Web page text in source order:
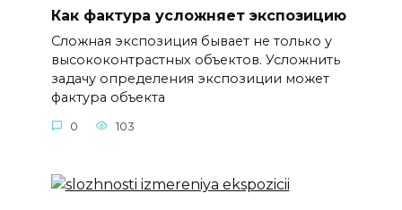
Как фактура усложняет экспозицию
Сложная экспозиция бывает не только у
высококонтрастных объектов. Усложнить
задачу определения экспозиции может
фактура объекта
0 103